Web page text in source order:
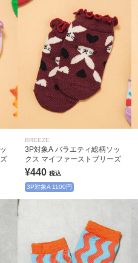
BREEZE
3P対象A バラエティ総柄ソッ
クス マイファーストブリーズ
¥440 税込
3P対象A 1100円